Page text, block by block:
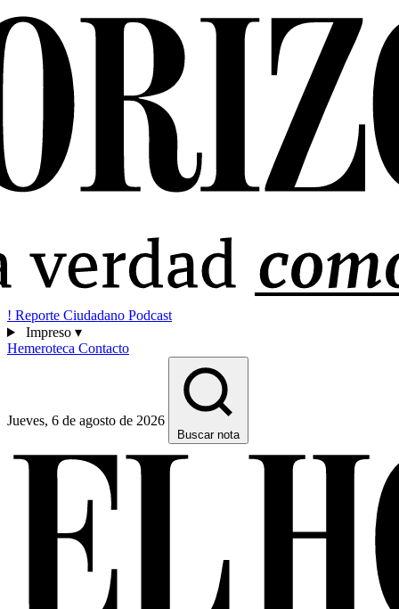
! Reporte Ciudadano Podcast
Impreso ▾
Hemeroteca Contacto
Jueves, 6 de agosto de 2026
Buscar nota